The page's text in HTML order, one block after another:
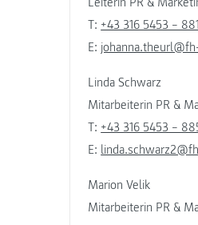
T: +43 316 5453 –
E:
Linda Schwarz
Mitarbeiterin PR &
T: +43 316 5453 –
E:
Marion Velik
Mitarbeiterin PR &